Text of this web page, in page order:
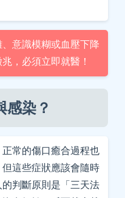
意識模糊或血壓下降
，必須立即就醫！
感染？
常的傷口癒合過程也
這些症狀應該會隨時
判斷原則是「三天法